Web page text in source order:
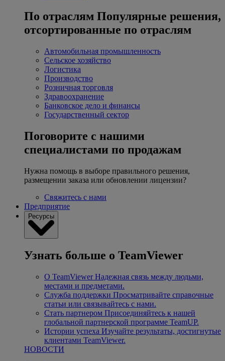
По отраслям Популярные решения,
отсортированные по отраслям
Автомобильная промышленность
Сельское хозяйство
Логистика
Производство
Розничная торговля
Здравоохранение
Банковское дело и финансы
Государственный сектор
Поговорите с нашими
специалистами по продажам
Нужна помощь в выборе правильного решения,
размещении заказа или обновлении лицензии?
Свяжитесь с нами
Предприятие
Ресурсы
Узнать больше о TeamViewer
О TeamViewer Надежная связь между людьми,
местами и предметами.
Служба поддержки Просматривайте справочные
статьи или связывайтесь с нами.
Стать партнером Присоединяйтесь к нашей
глобальной партнерской программе TeamUP.
Истории успеха Изучайте результаты, достигнутые
клиентами TeamViewer.
НОВОСТИ